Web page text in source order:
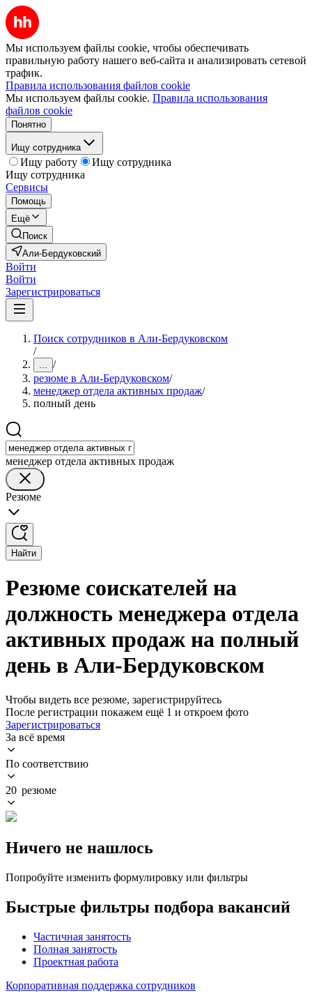
Мы используем файлы cookie, чтобы обеспечивать
правильную работу нашего веб-сайта и анализировать сетевой
трафик.
Правила использования файлов cookie
Мы используем файлы cookie. Правила использования
файлов cookie
Понятно
Ищу сотрудника
Ищу работу
Ищу сотрудника
Ищу сотрудника
Сервисы
Помощь
Ещё
Поиск
Али-Бердуковский
Войти
Войти
Зарегистрироваться
Поиск сотрудников в Али-Бердуковском
/
... /
резюме в Али-Бердуковском/
менеджер отдела активных продаж/
полный день
менеджер отдела активных продаж
Резюме
Найти
Резюме соискателей на
должность менеджера отдела
активных продаж на полный
день в Али-Бердуковском
Чтобы видеть все резюме, зарегистрируйтесь
После регистрации покажем ещё 1 и откроем фото
Зарегистрироваться
За всё время
По соответствию
20 резюме
Ничего не нашлось
Попробуйте изменить формулировку или фильтры
Быстрые фильтры подбора вакансий
Частичная занятость
Полная занятость
Проектная работа
Корпоративная поддержка сотрудников